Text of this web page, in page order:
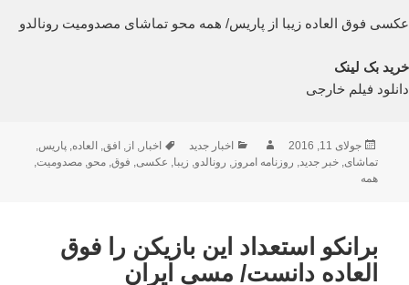
عکسی فوق العاده زیبا از پاریس/ همه محو تماشای مصدومیت رونالدو
خرید بک لینک
دانلود فیلم خارجی
ارسال
شده
در
جولای 11, 2016 نویسندهدسته‌ها
اخبار جدید برچسب‌ها
اخبار, از, افق, العاده,پاریس,
تماشای,خبر جدید, روزنامه امروز, رونالدو, زیبا, عکسی, فوق,محو,مصدومیت,
همه
برانکو استعداد این بازیکن را فوق
العاده دانست/ مسی ایران